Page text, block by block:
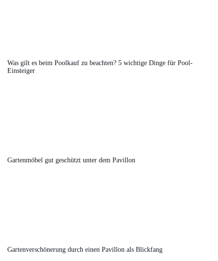
Was gilt es beim Poolkauf zu beachten? 5 wichtige Dinge für Pool-
Einsteiger
Gartenmöbel gut geschützt unter dem Pavillon
Gartenverschönerung durch einen Pavillon als Blickfang